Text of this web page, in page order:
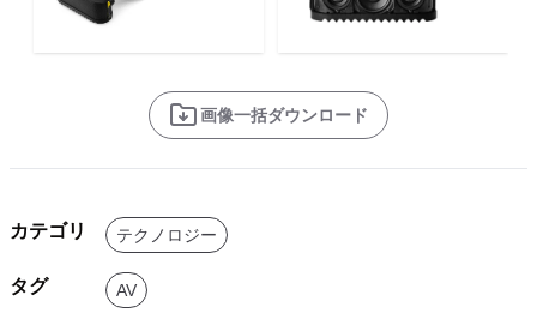
画像一括ダウンロード
カテゴリ テクノロジー
タグ AV